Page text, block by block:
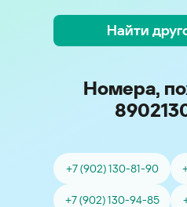
Найти
Номера,
+7 (902) 130-81-90
+7 (902) 130-94-85